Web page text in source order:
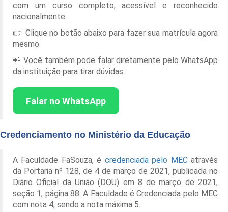
com um curso completo, acessível e reconhecido
nacionalmente.
👉 Clique no botão abaixo para fazer sua matrícula agora
mesmo.
📲 Você também pode falar diretamente pelo WhatsApp
da instituição para tirar dúvidas.
Falar no WhatsApp
Credenciamento no Ministério da Educação
A Faculdade FaSouza, é credenciada pelo MECatravés
da Portaria nº 128, de 4 de março de 2021, publicada no
Diário Oficial da União (DOU) em 8 de março de 2021,
seção 1, página 88. A Faculdade é Credenciada pelo MEC
com nota 4, sendo a nota máxima 5.